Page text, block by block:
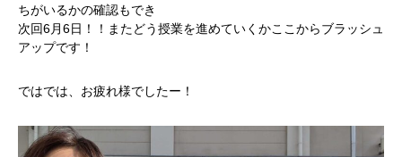
ちがいるかの確認もでき
次回6月6日！！またどう授業を進めていくかここからブラッシュ
アップです！
ではでは、お疲れ様でしたー！